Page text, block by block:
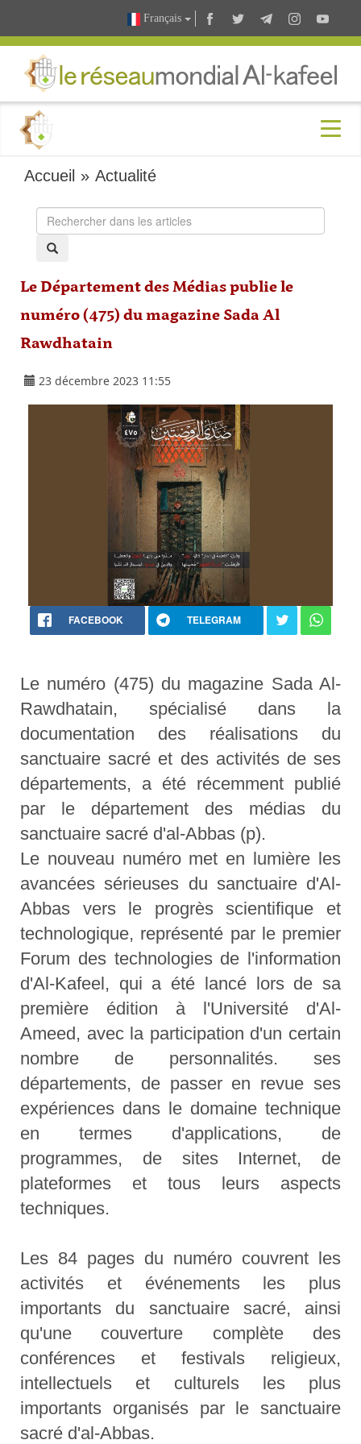
Français
Accueil »Actualité
Le Département des Médias publie le
numéro (475) du magazine Sada Al
Rawdhatain
23 décembre 2023 11:55
FACEBOOK TELEGRAM
Le numéro (475) du magazine Sada Al-
Rawdhatain, spécialisé dans la
documentation des réalisations du
sanctuaire sacré et des activités de ses
départements, a été récemment publié
par le département des médias du
sanctuaire sacré d'al-Abbas (p).
Le nouveau numéro met en lumière les
avancées sérieuses du sanctuaire d'Al-
Abbas vers le progrès scientifique et
technologique, représenté par le premier
Forum des technologies de l'information
d'Al-Kafeel, qui a été lancé lors de sa
première édition à l'Université d'Al-
Ameed, avec la participation d'un certain
nombre de personnalités. ses
départements, de passer en revue ses
expériences dans le domaine technique
en termes d'applications, de
programmes, de sites Internet, de
plateformes et tous leurs aspects
techniques.
Les 84 pages du numéro couvrent les
activités et événements les plus
importants du sanctuaire sacré, ainsi
qu'une couverture complète des
conférences et festivals religieux,
intellectuels et culturels les plus
importants organisés par le sanctuaire
sacré d'al-Abbas.